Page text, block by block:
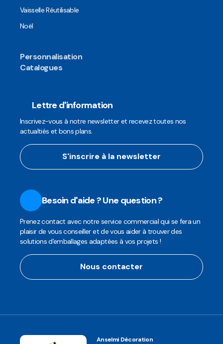
Vaisselle Réutilisable
Noël
Personnalisation
Catalogues
Lettre d'information
Inscrivez-vous à notre newsletter et recevez toutes nos
actualtiés et bons plans.
S'inscrire à la newsletter
Besoin d'aide ? Une question ?
Prenez contact avec notre service commercial qui se fera un
plaisir de vous conseiller et de vous aider à trouver des
solutions d'emballages adaptées à vos projets !
Nous contacter
Anselmi Décoration